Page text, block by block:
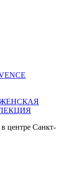
центре Санкт-